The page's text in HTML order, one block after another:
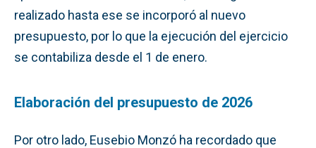
realizado hasta ese se incorporó al nuevo
presupuesto, por lo que la ejecución del ejercicio
se contabiliza desde el 1 de enero.
Elaboración del presupuesto de 2026
Por otro lado, Eusebio Monzó ha recordado que